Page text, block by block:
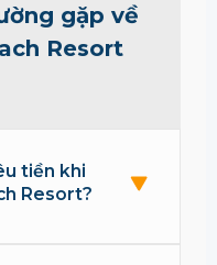
gặp về
Resort
tiền khi
Resort?